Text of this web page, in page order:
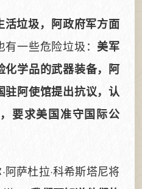
活垃圾，阿政府军方面
有一些危险垃圾： 美军
化学品的武器装备，阿
驻阿使馆提出抗议，认
要求美国准守国际公
阿萨杜拉·科希斯塔尼将